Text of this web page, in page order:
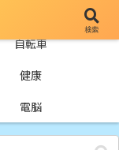
自転車
健康
電脳
検索